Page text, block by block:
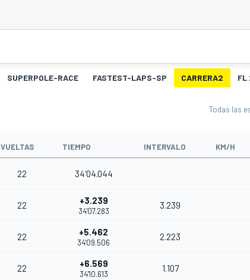
SUPERPOLE-RACE FASTEST-LAPS-SP CARRERA2 FL
Todas las
VUELTAS TIEMPO INTERVALO KM/H
22 34'04.044
22 +3.239
34'07.283
3.239
22 +5.462
34'09.506
2.223
22 +6.569
34'10.613
1.107